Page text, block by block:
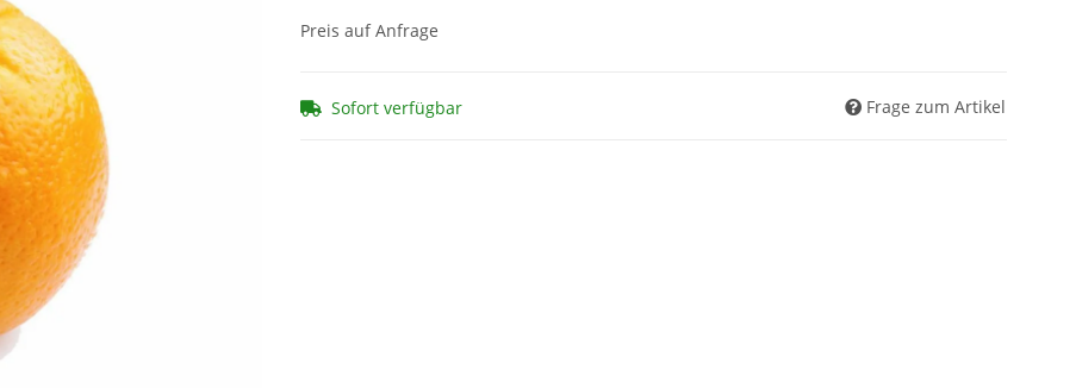
Preis auf Anfrage
Sofort verfügbar Frage zum Artikel